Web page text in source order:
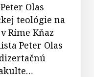
Olas
teológie na
Ríme Kňaz
Peter Olas